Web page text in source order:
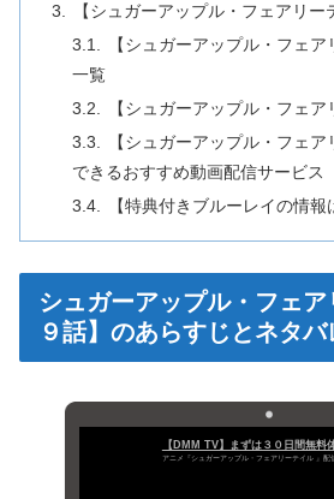
【シュガーアップル・フェアリ
【シュガーアップル・フェ
一覧
【シュガーアップル・フェ
【シュガーアップル・フェ
できるおすすめ動画配信サービス
【特典付きブルーレイの情報
シュガーアップル・フェ
９話】のあらすじとネタバ
【DMM TV】まずは３０日間無料
アニメ『シュガーアップル・フェアリーテイル 』配